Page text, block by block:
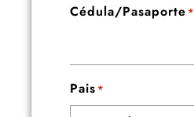
Cédula/Pasaporte *
Pais *